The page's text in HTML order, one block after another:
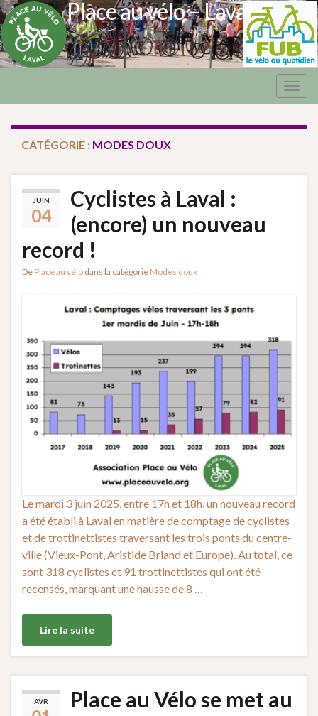
Place au vélo – Laval
CATÉGORIE : MODES DOUX
JUIN
04
Cyclistes à Laval :
(encore) un nouveau
record !
De Place au vélo dans la catégorie Modes doux
Le mardi 3 juin 2025, entre 17h et 18h, un nouveau record
a été établi à Laval en matière de comptage de cyclistes
et de trottinettistes traversant les trois ponts du centre-
ville (Vieux-Pont, Aristide Briand et Europe). Au total, ce
sont 318 cyclistes et 91 trottinettistes qui ont été
recensés, marquant une hausse de 8 …
Lire la suite
AVR
Place au Vélo se met au